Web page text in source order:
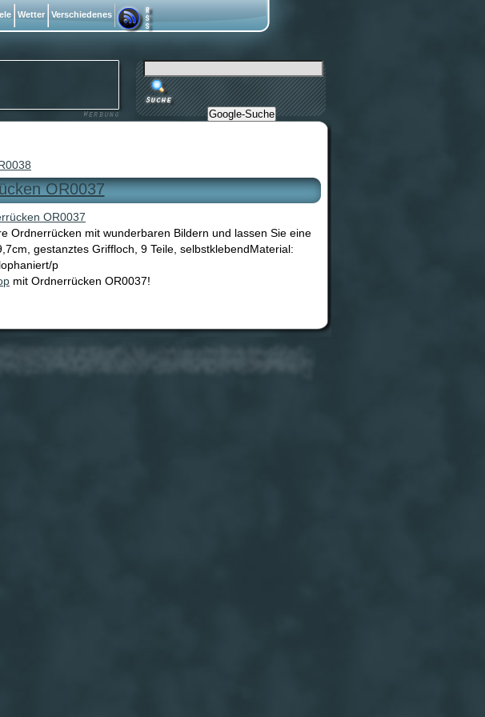
OR0037
Ordnerrücken mit wunderbaren Bildern und lassen Sie eine
gestanztes Griffloch, 9 Teile, selbstklebendMaterial:
p
mit Ordnerrücken OR0037!
Wetter Verschiedenes
Google-Suche